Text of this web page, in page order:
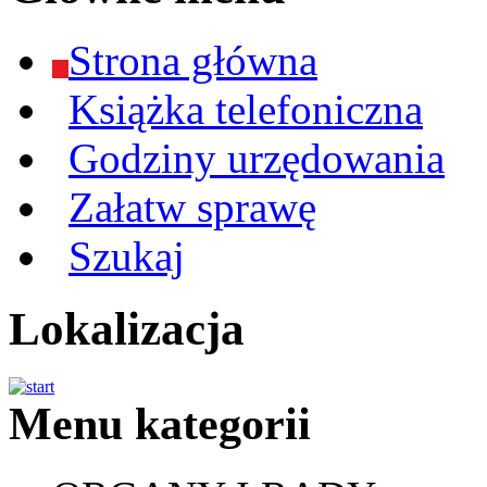
Strona główna
Książka telefoniczna
Godziny urzędowania
Załatw sprawę
Szukaj
Lokalizacja
Menu kategorii